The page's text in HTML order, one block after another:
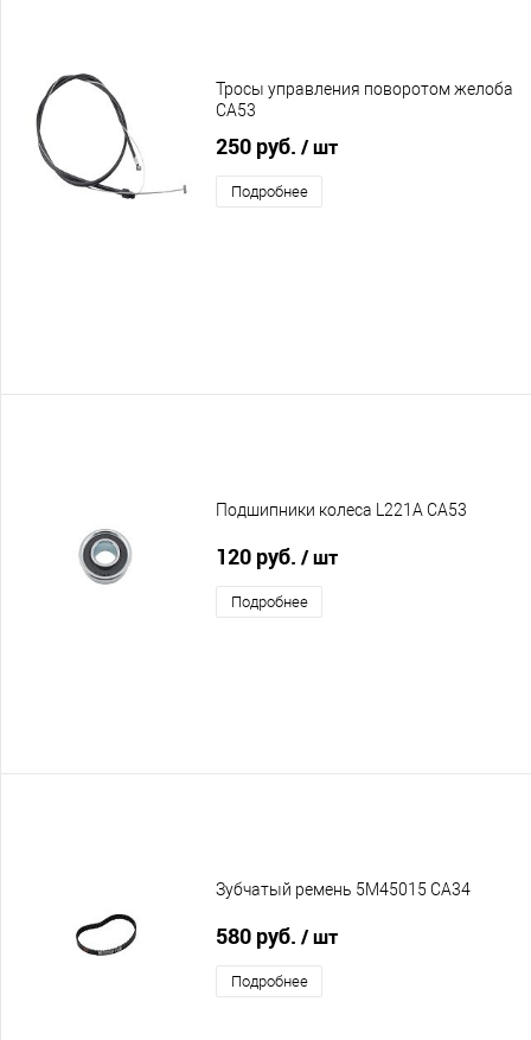
Тросы управления поворотом желоба
CA53
250 руб. / шт
Подробнее
Подшипники колеса L221A CA53
120 руб. / шт
Подробнее
Зубчатый ремень 5M45015 CA34
580 руб. / шт
Подробнее